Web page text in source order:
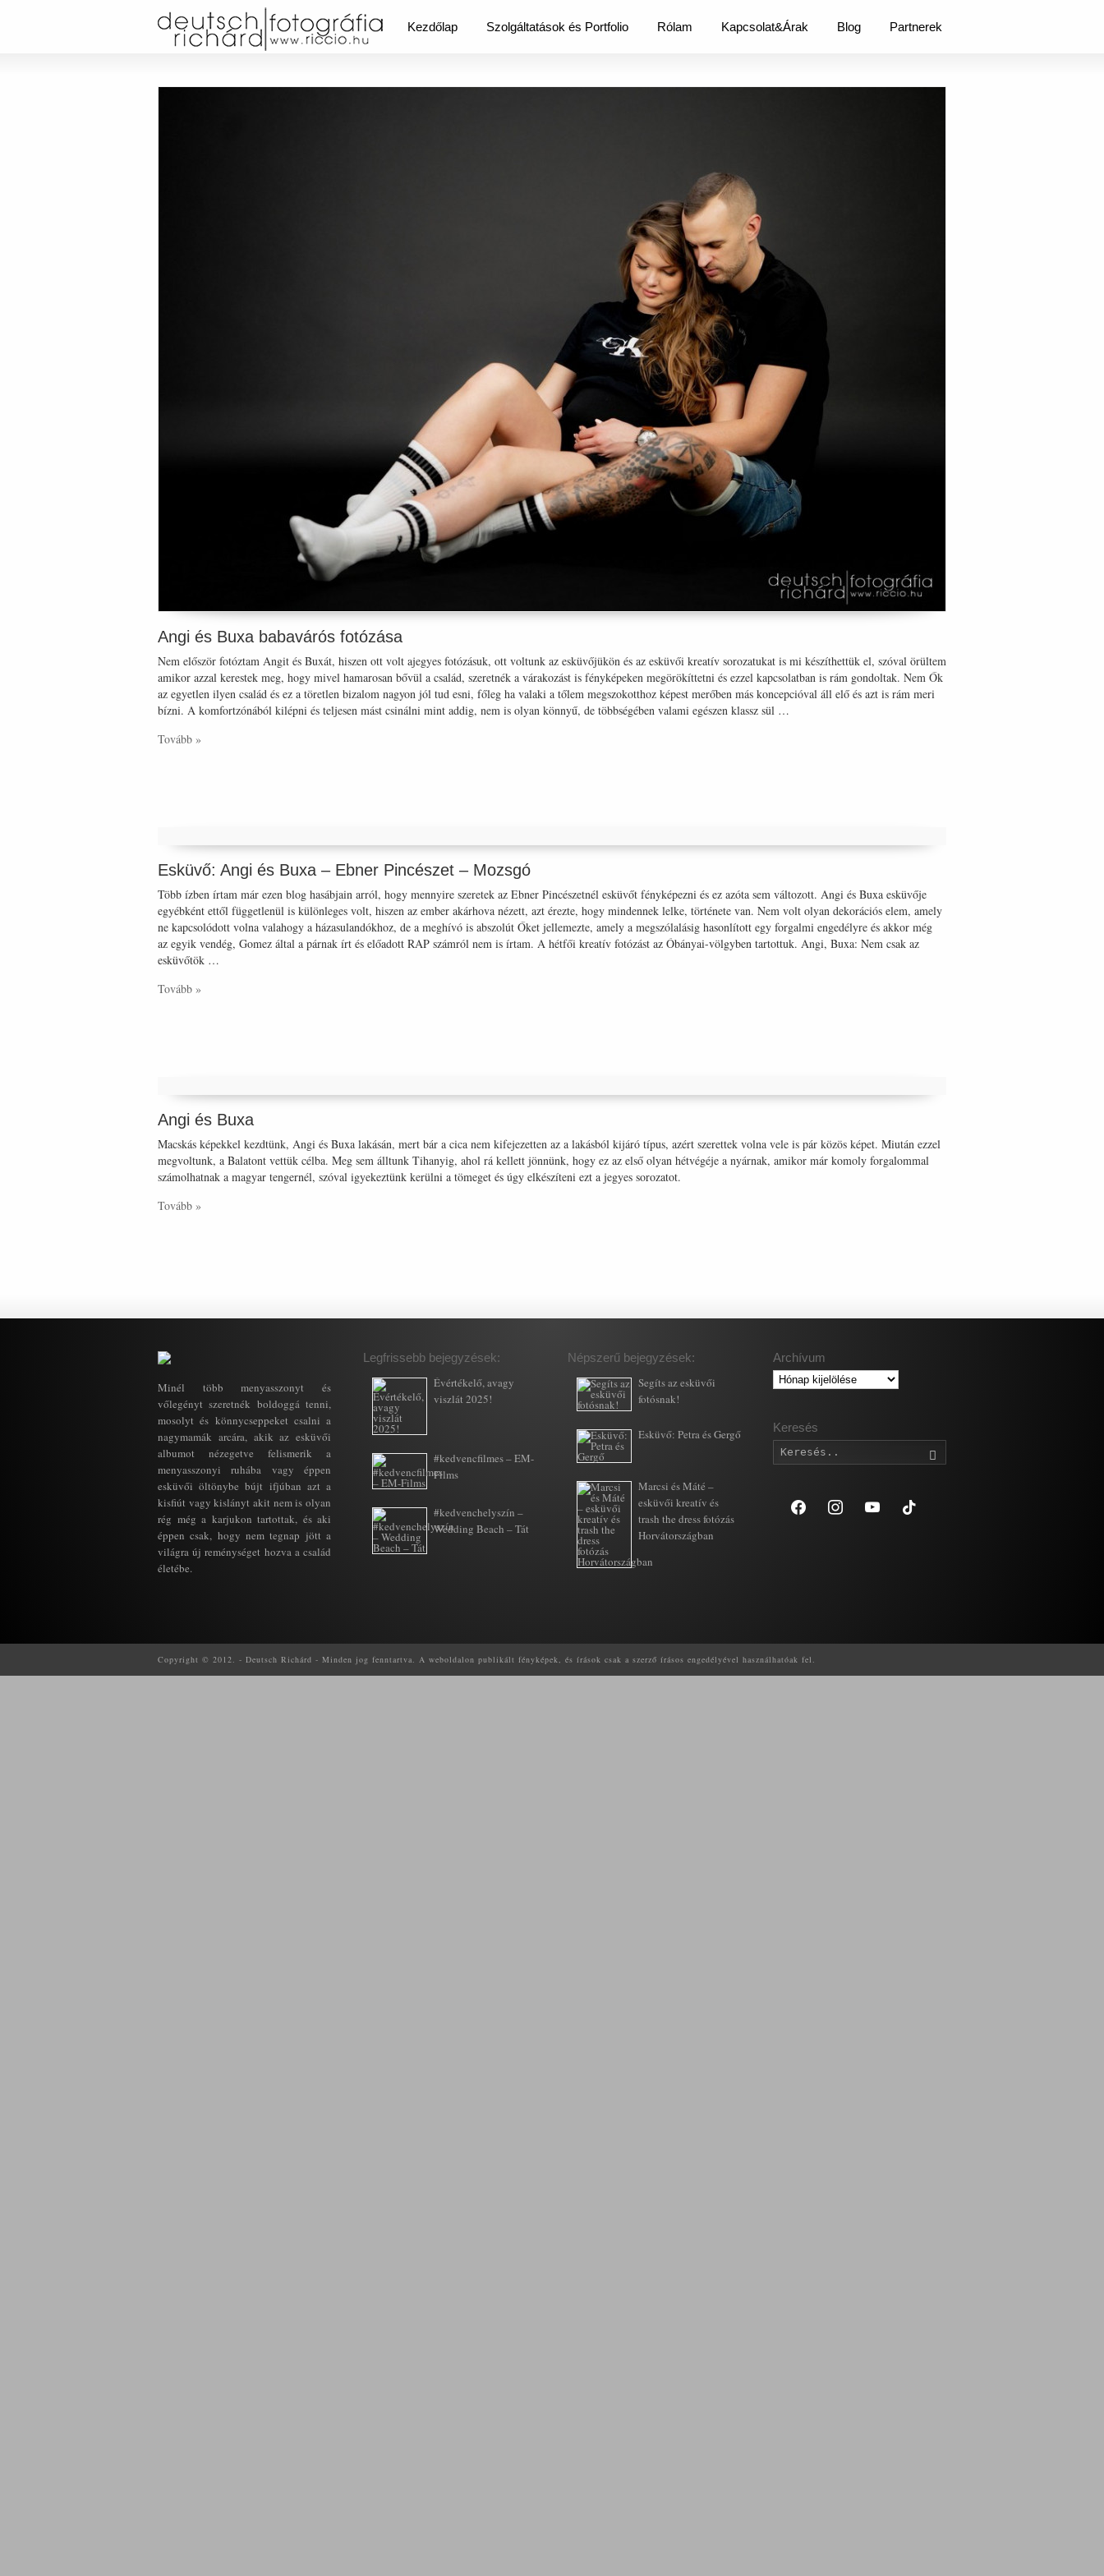
Kezdőlap Szolgáltatások és Portfolio Rólam Kapcsolat&Árak Blog Partnerek
Angi és Buxa babavárós fotózása
Nem először fotóztam Angit és Buxát, hiszen ott volt ajegyes fotózásuk, ott voltunk az esküvőjükön és az esküvői kreatív sorozatukat is mi készíthettük el, szóval örültem
amikor azzal kerestek meg, hogy mivel hamarosan bővül a család, szeretnék a várakozást is fényképeken megörökíttetni és ezzel kapcsolatban is rám gondoltak. Nem Ők
az egyetlen ilyen család és ez a töretlen bizalom nagyon jól tud esni, főleg ha valaki a tőlem megszokotthoz képest merőben más koncepcióval áll elő és azt is rám meri
bízni. A komfortzónából kilépni és teljesen mást csinálni mint addig, nem is olyan könnyű, de többségében valami egészen klassz sül …
Tovább »
Esküvő: Angi és Buxa – Ebner Pincészet – Mozsgó
Több ízben írtam már ezen blog hasábjain arról, hogy mennyire szeretek az Ebner Pincészetnél esküvőt fényképezni és ez azóta sem változott. Angi és Buxa esküvője
egyébként ettől függetlenül is különleges volt, hiszen az ember akárhova nézett, azt érezte, hogy mindennek lelke, története van. Nem volt olyan dekorációs elem, amely
ne kapcsolódott volna valahogy a házasulandókhoz, de a meghívó is abszolút Őket jellemezte, amely a megszólalásig hasonlított egy forgalmi engedélyre és akkor még
az egyik vendég, Gomez által a párnak írt és előadott RAP számról nem is írtam. A hétfői kreatív fotózást az Óbányai-völgyben tartottuk. Angi, Buxa: Nem csak az
esküvőtök …
Tovább »
Angi és Buxa
Macskás képekkel kezdtünk, Angi és Buxa lakásán, mert bár a cica nem kifejezetten az a lakásból kijáró típus, azért szerettek volna vele is pár közös képet. Miután ezzel
megvoltunk, a Balatont vettük célba. Meg sem álltunk Tihanyig, ahol rá kellett jönnünk, hogy ez az első olyan hétvégéje a nyárnak, amikor már komoly forgalommal
számolhatnak a magyar tengernél, szóval igyekeztünk kerülni a tömeget és úgy elkészíteni ezt a jegyes sorozatot.
Tovább »
Minél több menyasszonyt és
vőlegényt szeretnék boldoggá tenni,
mosolyt és könnycseppeket csalni a
nagymamák arcára, akik az esküvői
albumot nézegetve felismerik a
menyasszonyi ruhába vagy éppen
esküvői öltönybe bújt ifjúban azt a
kisfiút vagy kislányt akit nem is olyan
rég még a karjukon tartottak, és aki
éppen csak, hogy nem tegnap jött a
világra új reménységet hozva a család
életébe.
Legfrissebb bejegyzések:
Évértékelő, avagy
viszlát 2025!
#kedvencfilmes – EM-
Films
#kedvenchelyszín –
Wedding Beach – Tát
Népszerű bejegyzések:
Segíts az esküvői
fotósnak!
Esküvő: Petra és Gergő
Marcsi és Máté –
esküvői kreatív és
trash the dress fotózás
Horvátországban
Archívum
Archívum
Keresés
Keresés
facebook instagram youtube tiktok
Copyright © 2012. - Deutsch Richárd - Minden jog fenntartva. A weboldalon publikált fényképek, és írások csak a szerző írásos engedélyével használhatóak fel.